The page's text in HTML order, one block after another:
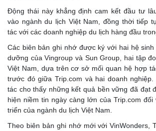
Động thái này khẳng định cam kết đầu tư
vào ngành du lịch Việt Nam, đồng thời tiếp
tác với các doanh nghiệp du lịch hàng đầu
Các biên bản ghi nhớ được ký với hai hệ
dưỡng của Vingroup và Sun Group, hai tập
Việt Nam, dựa trên cơ sở mối quan hệ hợp
trước đó giữa Trip.com và hai doanh
tác cho thấy những kết quả bền vững đã đạt
hiện niềm tin ngày càng lớn của Trip.com
triển của ngành du lịch Việt Nam.
Theo biên bản ghi nhớ mới với VinWonders,